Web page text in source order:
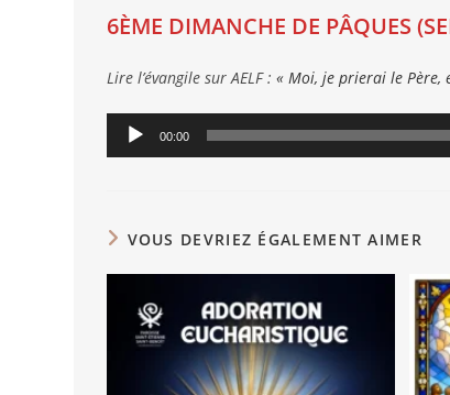
6ÈME DIMANCHE DE PÂQUES
Lire l’évangile sur AELF :« Moi, je prierai le Père,
Lecteur
audio
00:00
VOUS DEVRIEZ ÉGALEMENT AIMER